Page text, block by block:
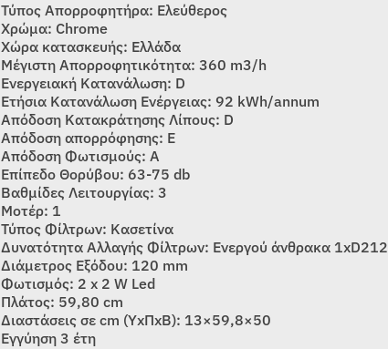
Τύπος Απορροφητήρα: Ελεύθερος
Χρώμα: Chrome
Χώρα κατασκευής: Ελλάδα
Μέγιστη Απορροφητικότητα: 360 m3/h
Ενεργειακή Κατανάλωση: D
Ετήσια Κατανάλωση Ενέργειας: 92 kWh/annum
Απόδοση Κατακράτησης Λίπους: D
Απόδοση απορρόφησης: E
Απόδοση Φωτισμούς: A
Επίπεδο Θορύβου: 63-75 db
Βαθμίδες Λειτουργίας: 3
Μοτέρ: 1
Τύπος Φίλτρων: Κασετίνα
Δυνατότητα Αλλαγής Φίλτρων: Ενεργού άνθρακα 1xD212
Διάμετρος Εξόδου: 120 mm
Φωτισμός: 2 x 2 W Led
Πλάτος: 59,80 cm
Διαστάσεις σε cm (ΥxΠxΒ): 13×59,8×50
Εγγύηση 3 έτη